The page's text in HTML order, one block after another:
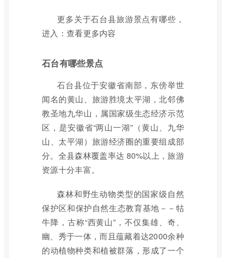
更多关于石台县旅游景点有哪些，
进入：查看更多内容
石台有哪些景点
石台县位于安徽省南部，东傍举世
闻名的黄山、旅游胜境太平湖，北邻佛
教圣地九华山，属国家级生态经济示范
区，是安徽省“两山一湖”（黄山、九华
山、太平湖）旅游经济圈的重要组成部
分。全县森林覆盖率达 80%以上，旅游
资源十分丰富。
森林和野生动物类型的国家级自然
保护区和保护自然生态教育基地－－牯
牛降，古称“西黄山”，不仅集雄、奇、
幽、秀于一体，而且蕴藏着达2000余种
的动植物种类和植被群落，形成了一个